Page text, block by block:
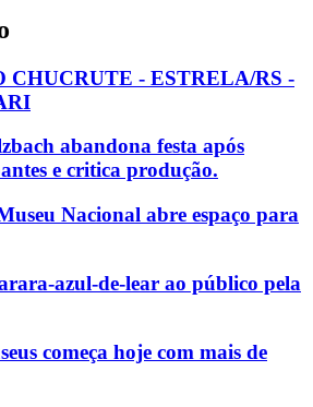
CHUCRUTE - ESTRELA/RS -
abandona festa após
e critica produção.
Nacional abre espaço para
azul-de-lear ao público pela
começa hoje com mais de